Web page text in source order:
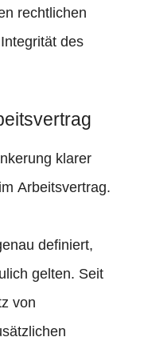
rechtlichen
des
klarer
Arbeitsvertrag.
definiert,
gelten. Seit
von